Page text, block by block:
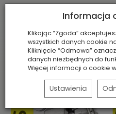
Informacja
Klikając “Zgoda”
wszystkich danych cookie
Kliknięcie “Odmowa”
danych niezbędnych do
Więcej informacji o cookie
Ustawienia